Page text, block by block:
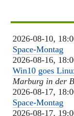
2026-08-10,
Space-Montag
2026-08-16,
Win10 goes
Marburg in der
2026-08-17,
Space-Montag
2026-08-17,